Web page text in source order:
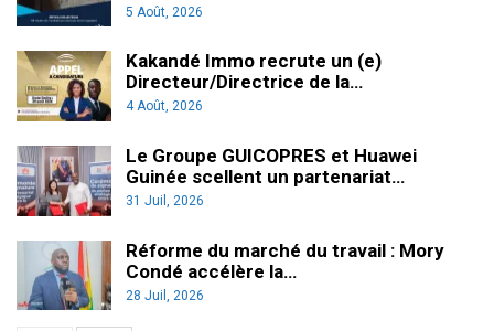
5 Août, 2026
Kakandé Immo recrute un (e)
Directeur/Directrice de la…
4 Août, 2026
Le Groupe GUICOPRES et Huawei
Guinée scellent un partenariat…
31 Juil, 2026
Réforme du marché du travail : Mory
Condé accélère la…
28 Juil, 2026